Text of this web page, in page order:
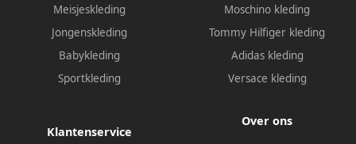
Meisjeskleding
Jongenskleding
Babykleding
Sportkleding
Moschino kleding
Tommy Hilfiger kleding
Adidas kleding
Versace kleding
Klantenservice
Over ons